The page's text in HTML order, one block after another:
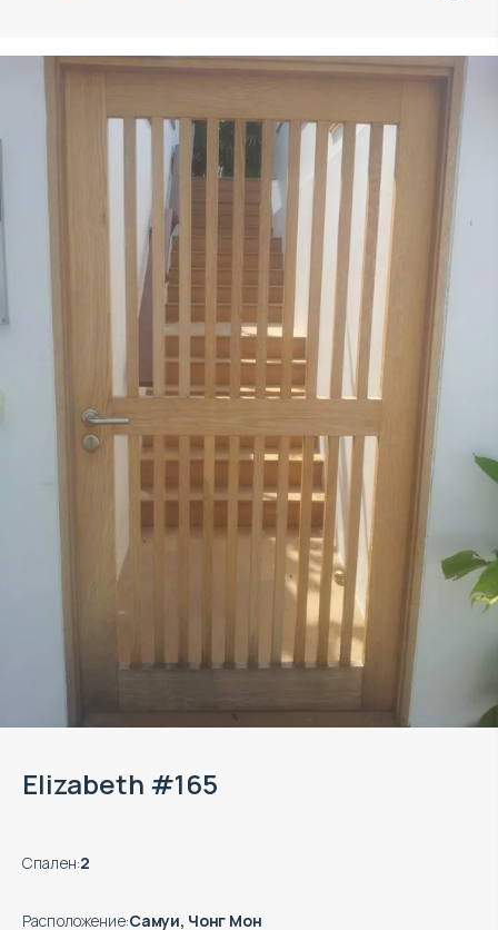
Elizabeth #165
Спален:2
Расположение:Самуи, Чонг Мон